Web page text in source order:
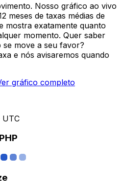
Nosso gráfico ao vivo
meses de taxas médias de
mostra exatamente quanto
momento. Quer saber
se move a seu favor?
e nós avisaremos quando
gráfico completo
UTC